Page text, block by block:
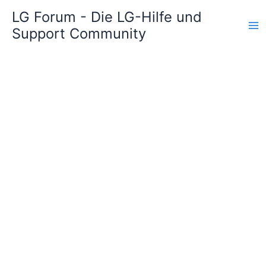
Inhalt
springen
LG Forum - Die LG-Hilfe und
Support Community